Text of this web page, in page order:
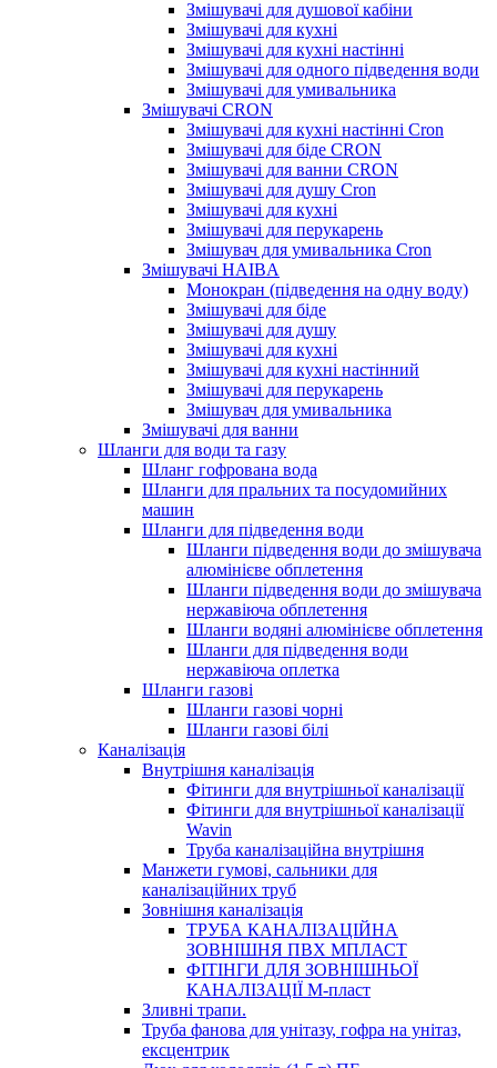
Змішувачі для душової кабіни
Змішувачі для кухні
Змішувачі для кухні настінні
Змішувачі для одного підведення води
Змішувачі для умивальника
Змішувачі CRON
Змішувачі для кухні настінні Cron
Змішувачі для біде CRON
Змішувачі для ванни CRON
Змішувачі для душу Cron
Змішувачі для кухні
Змішувачі для перукарень
Змішувач для умивальника Cron
Змішувачі HAIBA
Монокран (підведення на одну воду)
Змішувачі для біде
Змішувачі для душу
Змішувачі для кухні
Змішувачі для кухні настінний
Змішувачі для перукарень
Змішувач для умивальника
Змішувачі для ванни
Шланги для води та газу
Шланг гофрована вода
Шланги для пральних та посудомийних
машин
Шланги для підведення води
Шланги підведення води до змішувача
алюмінієве обплетення
Шланги підведення води до змішувача
нержавіюча обплетення
Шланги водяні алюмінієве обплетення
Шланги для підведення води
нержавіюча оплетка
Шланги газові
Шланги газові чорні
Шланги газові білі
Каналізація
Внутрішня каналізація
Фітинги для внутрішньої каналізації
Фітинги для внутрішньої каналізації
Wavin
Труба каналізаційна внутрішня
Манжети гумові, сальники для
каналізаційних труб
Зовнішня каналізація
ТРУБА КАНАЛІЗАЦІЙНА
ЗОВНІШНЯ ПВХ МПЛАСТ
ФІТІНГИ ДЛЯ ЗОВНІШНЬОЇ
КАНАЛІЗАЦІЇ М-пласт
Зливні трапи.
Труба фанова для унітазу, гофра на унітаз,
ексцентрик